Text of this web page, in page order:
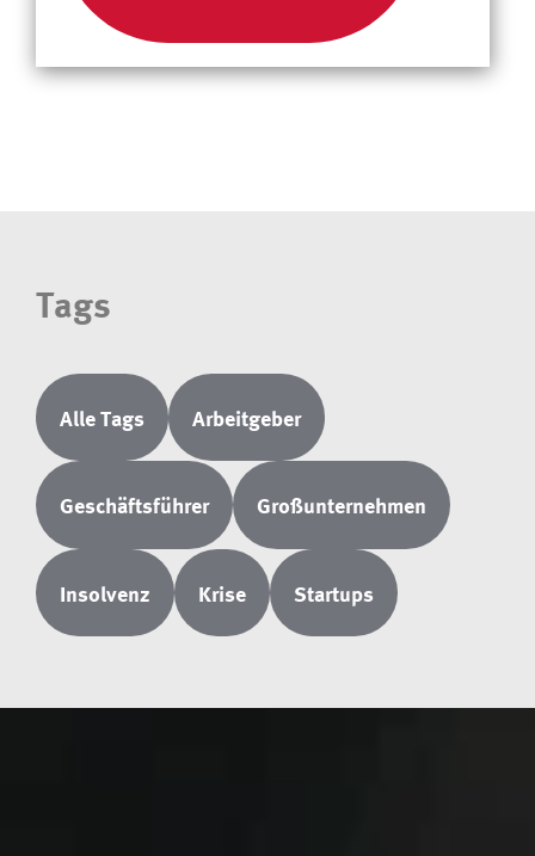
Tags
Alle Tags Arbeitgeber
Geschäftsführer Großunternehmen
Insolvenz Krise Startups